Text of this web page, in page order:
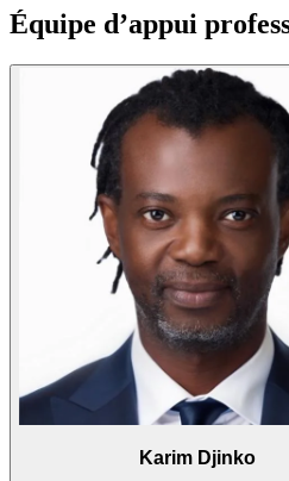
Équipe d’appui
Karim Djinko